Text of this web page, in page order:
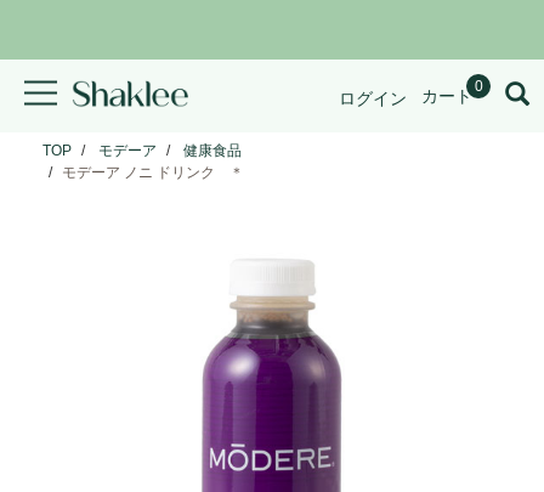
ログイン カート0
TOP モデーア
健康食品
モデーア ノニ ドリンク ＊